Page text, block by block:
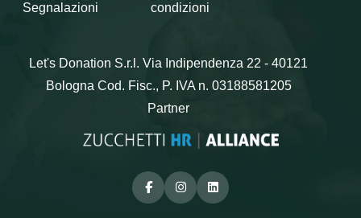
Segnalazioni condizioni
Let's Donation S.r.l. Via Indipendenza 22 - 40121
Bologna Cod. Fisc., P. IVA n. 03188581205
Partner
FacebookInstagramLinkedin